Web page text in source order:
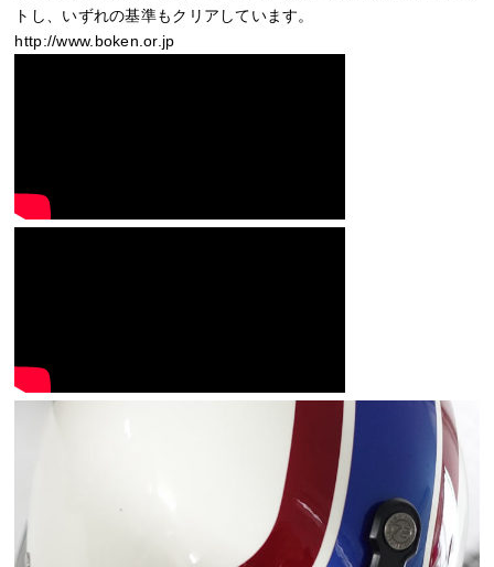
トし、いずれの基準もクリアしています。
http://www.boken.or.jp